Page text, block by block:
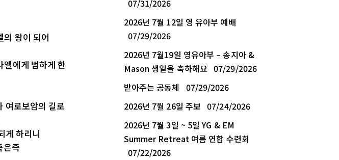
왕이 되어
엘에게 범하게 한
여로보암의 길로
게 하리니
은즉
07/31/2026
2026년 7월 12일 영 유아부 예배
07/29/2026
2026년 7월19일 영유아부 – 송지아 &
Mason 생일을 축하해요 07/29/2026
받아주는 공동체
07/29/2026
2026년 7월 26일 주보 07/24/2026
2026년 7월 3일 ~ 5일 YG & EM
Summer Retreat 여름 연합 수련회
07/22/2026